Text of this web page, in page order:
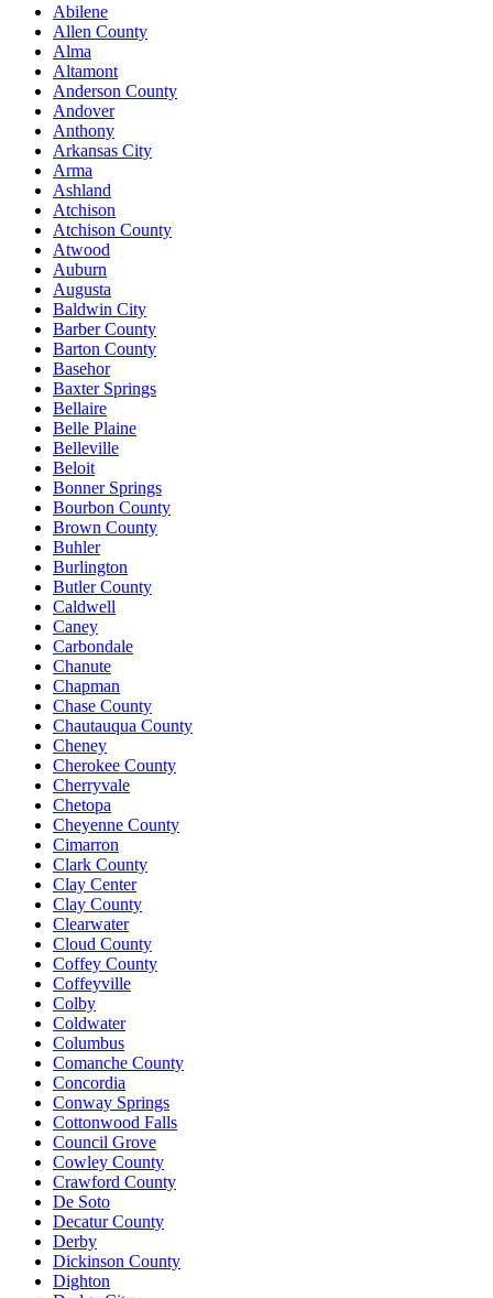
Abilene
Allen County
Alma
Altamont
Anderson County
Andover
Anthony
Arkansas City
Arma
Ashland
Atchison
Atchison County
Atwood
Auburn
Augusta
Baldwin City
Barber County
Barton County
Basehor
Baxter Springs
Bellaire
Belle Plaine
Belleville
Beloit
Bonner Springs
Bourbon County
Brown County
Buhler
Burlington
Butler County
Caldwell
Caney
Carbondale
Chanute
Chapman
Chase County
Chautauqua County
Cheney
Cherokee County
Cherryvale
Chetopa
Cheyenne County
Cimarron
Clark County
Clay Center
Clay County
Clearwater
Cloud County
Coffey County
Coffeyville
Colby
Coldwater
Columbus
Comanche County
Concordia
Conway Springs
Cottonwood Falls
Council Grove
Cowley County
Crawford County
De Soto
Decatur County
Derby
Dickinson County
Dighton